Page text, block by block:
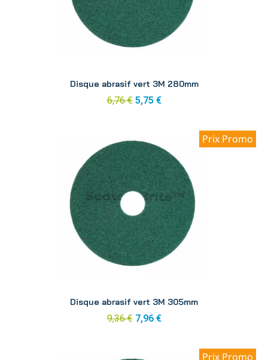
Disque abrasif vert 3M 280mm
6,76 € 5,75 €
Prix Promo
Disque abrasif vert 3M 305mm
9,36 € 7,96 €
Prix Promo